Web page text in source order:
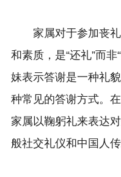
家属对于参加丧
和素质，是“还礼”而非“
妹表示答谢是一种礼
种常见的答谢方式。
家属以鞠躬礼来表达
般社交礼仪和中国人传